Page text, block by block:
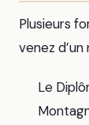
Plusieurs
venez d’un
Le